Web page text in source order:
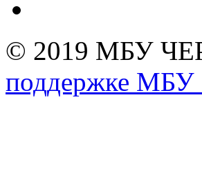
© 2019 МБУ
поддержке МБУ